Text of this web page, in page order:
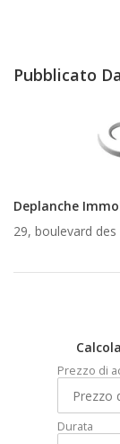
Pubblicato
Deplanche
29, boulevard
Prezzo di
Durata